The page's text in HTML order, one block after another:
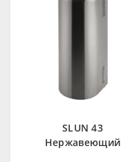
SLUN 43
Нержавеющий